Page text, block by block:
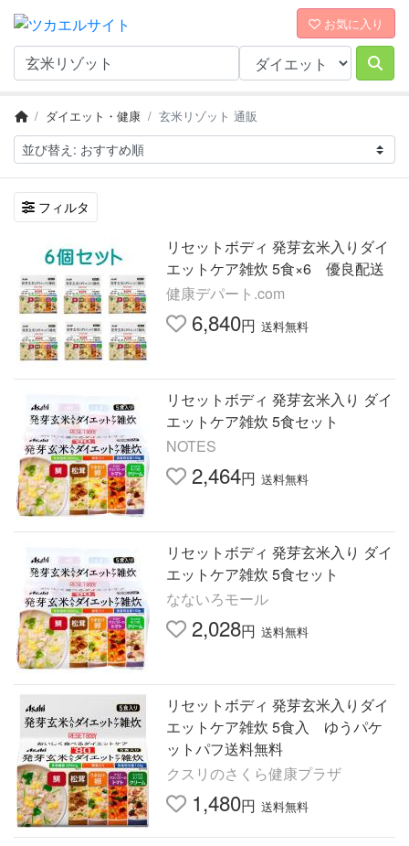
お気に入り
ダイエット・健康 玄米リゾット 通販
フィルタ
リセットボディ 発芽玄米入りダイ
エットケア雑炊 5食×6 優良配送
健康デパート.com
6,840円 送料無料
リセットボディ 発芽玄米入り ダイ
エットケア雑炊 5食セット
NOTES
2,464円 送料無料
リセットボディ 発芽玄米入り ダイ
エットケア雑炊 5食セット
なないろモール
2,028円 送料無料
リセットボディ 発芽玄米入りダイ
エットケア雑炊 5食入 ゆうパケ
ットパフ送料無料
クスリのさくら健康プラザ
1,480円 送料無料